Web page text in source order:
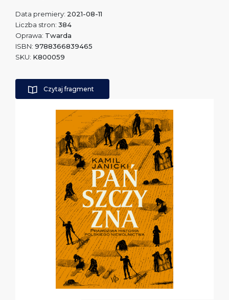
Data premiery: 2021-08-11
Liczba stron: 384
Oprawa: Twarda
ISBN: 9788366839465
SKU: K800059
Czytaj fragment